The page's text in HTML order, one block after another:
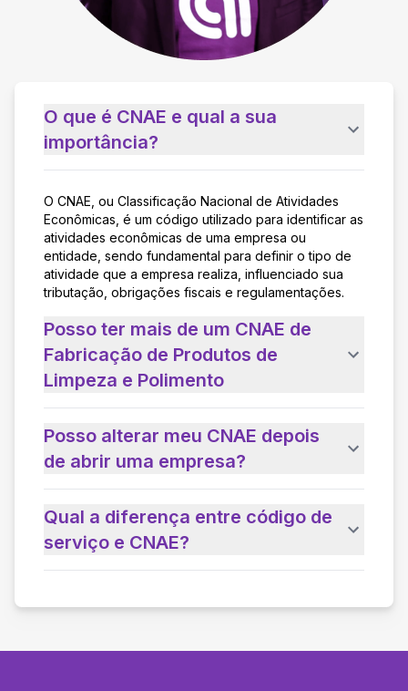
O que é CNAE e qual a sua
importância?
O CNAE, ou Classificação Nacional de Atividades
Econômicas, é um código utilizado para identificar as
atividades econômicas de uma empresa ou
entidade, sendo fundamental para definir o tipo de
atividade que a empresa realiza, influenciado sua
tributação, obrigações fiscais e regulamentações.
Posso ter mais de um CNAE de
Fabricação de Produtos de
Limpeza e Polimento
Posso alterar meu CNAE depois
de abrir uma empresa?
Qual a diferença entre código de
serviço e CNAE?